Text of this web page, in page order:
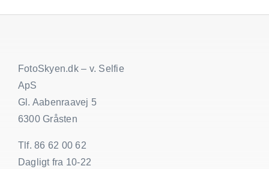
FotoSkyen.dk – v. Selfie
ApS
Gl. Aabenraavej 5
6300 Gråsten
Tlf. 86 62 00 62
Dagligt fra 10-22